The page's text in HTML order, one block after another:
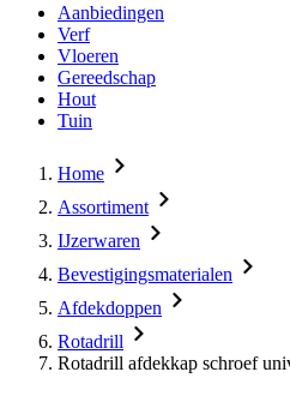
Aanbiedingen
Verf
Vloeren
Gereedschap
Hout
Tuin
Home
Assortiment
IJzerwaren
Bevestigingsmaterialen
Afdekdoppen
Rotadrill
Rotadrill afdekkap schroef